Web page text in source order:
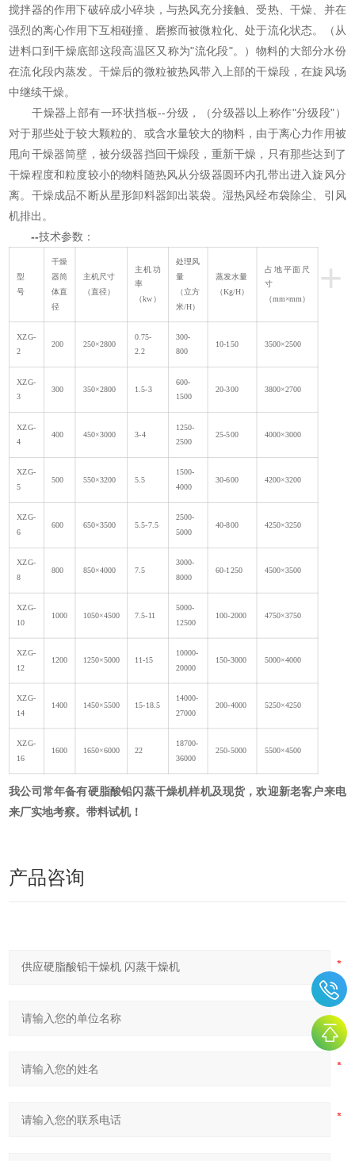
搅拌器的作用下破碎成小碎块，与热风充分接触、受热、干燥、并在
强烈的离心作用下互相碰撞、磨擦而被微粒化、处于流化状态。（从
进料口到干燥底部这段高温区又称为"流化段"。）物料的大部分水份
在流化段内蒸发。干燥后的微粒被热风带入上部的干燥段，在旋风场
中继续干燥。
干燥器上部有一环状挡板--分级，（分级器以上称作"分级段"）
对于那些处于较大颗粒的、或含水量较大的物料，由于离心力作用被
甩向干燥器筒壁，被分级器挡回干燥段，重新干燥，只有那些达到了
干燥程度和粒度较小的物料随热风从分级器圆环内孔带出进入旋风分
离。干燥成品不断从星形卸料器卸出装袋。湿热风经布袋除尘、引风
机排出。
--技术参数：
+
型
号
干燥
器筒
体直
径
主机尺寸
（直径）
主机功
率
（kw）
处理风
量
（立方
米/H）
蒸发水量
（Kg/H）
占地平面尺
寸
（mm×mm）
XZG-
2
200 250×2800
0.75-
2.2
300-
800
10-150 3500×2500
XZG-
3
300 350×2800 1.5-3
600-
1500
20-300 3800×2700
XZG-
4
400 450×3000 3-4
1250-
2500
25-500 4000×3000
XZG-
5
500 550×3200 5.5
1500-
4000
30-600 4200×3200
XZG-
6
600 650×3500 5.5-7.5
2500-
5000
40-800 4250×3250
XZG-
8
800 850×4000 7.5
3000-
8000
60-1250 4500×3500
XZG-
10
1000 1050×4500 7.5-11
5000-
12500
100-2000 4750×3750
XZG-
12
1200 1250×5000 11-15
10000-
20000
150-3000 5000×4000
XZG-
14
1400 1450×5500 15-18.5
14000-
27000
200-4000 5250×4250
XZG-
16
1600 1650×6000 22
18700-
36000
250-5000 5500×4500
我公司常年备有硬脂酸铅闪蒸干燥机样机及现货，欢迎新老客户来电
来厂实地考察。带料试机！
产品咨询